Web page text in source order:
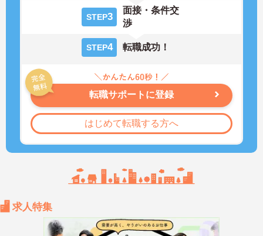
STEP3
面接・条件交
渉
STEP4 転職成功！
転職サポートに登録
はじめて転職する方へ
求人特集